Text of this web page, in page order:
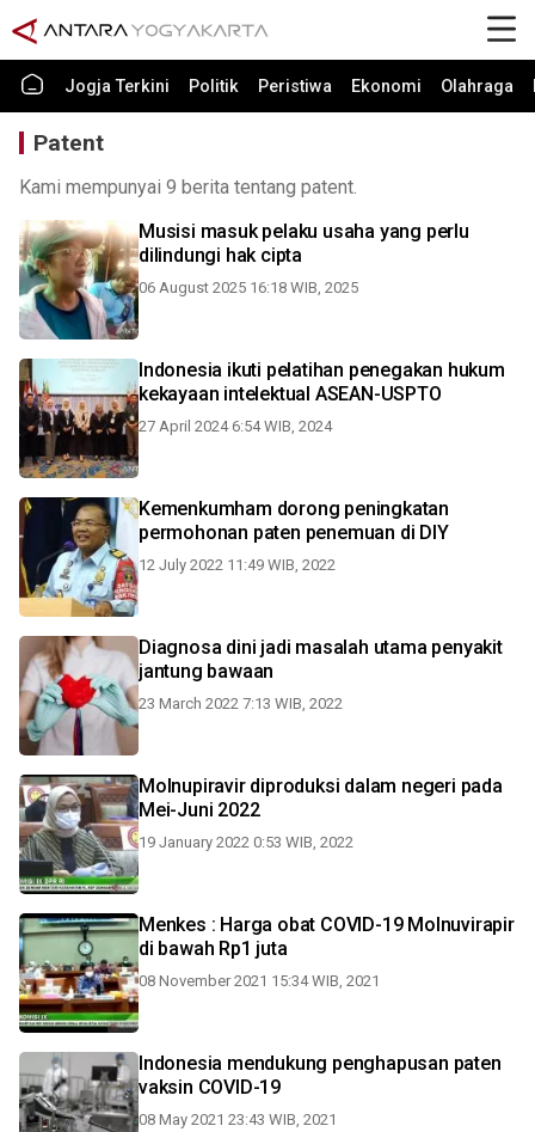
Jogja Terkini Politik Peristiwa Ekonomi Olahraga
Patent
Kami mempunyai 9 berita tentang patent.
Musisi masuk pelaku usaha yang perlu
dilindungi hak cipta
06 August 2025 16:18 WIB, 2025
Indonesia ikuti pelatihan penegakan hukum
kekayaan intelektual ASEAN-USPTO
27 April 2024 6:54 WIB, 2024
Kemenkumham dorong peningkatan
permohonan paten penemuan di DIY
12 July 2022 11:49 WIB, 2022
Diagnosa dini jadi masalah utama penyakit
jantung bawaan
23 March 2022 7:13 WIB, 2022
Molnupiravir diproduksi dalam negeri pada
Mei-Juni 2022
19 January 2022 0:53 WIB, 2022
Menkes : Harga obat COVID-19 Molnuvirapir
di bawah Rp1 juta
08 November 2021 15:34 WIB, 2021
Indonesia mendukung penghapusan paten
vaksin COVID-19
08 May 2021 23:43 WIB, 2021